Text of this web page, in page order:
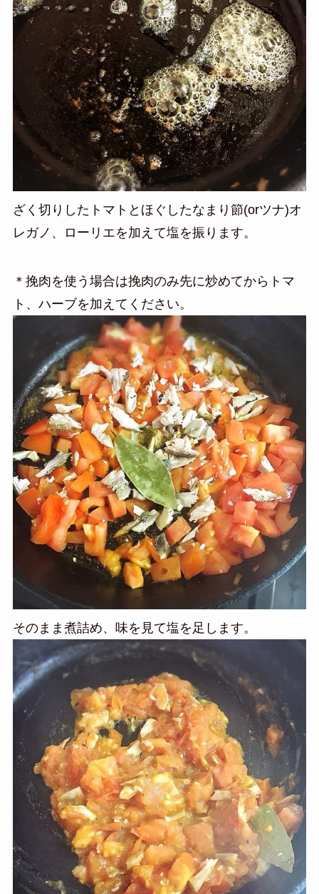
ざく切りしたトマトとほぐしたなまり節(orツナ)オ
レガノ、ローリエを加えて塩を振ります。
＊挽肉を使う場合は挽肉のみ先に炒めてからトマ
ト、ハーブを加えてください。
そのまま煮詰め、味を見て塩を足します。